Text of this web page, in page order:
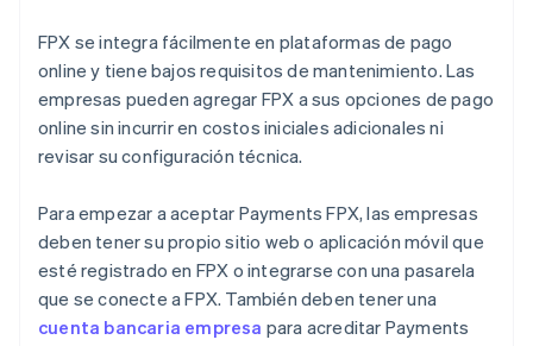
FPX se integra fácilmente en plataformas de pago
online y tiene bajos requisitos de mantenimiento. Las
empresas pueden agregar FPX a sus opciones de pago
online sin incurrir en costos iniciales adicionales ni
revisar su configuración técnica.
Para empezar a aceptar Payments FPX, las empresas
deben tener su propio sitio web o aplicación móvil que
esté registrado en FPX o integrarse con una pasarela
que se conecte a FPX. También deben tener una
cuenta bancaria empresa para acreditar Payments